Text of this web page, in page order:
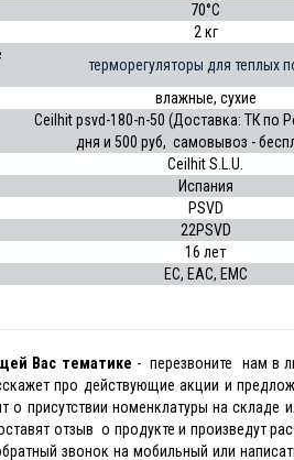
70°C
2 кг
терморегуляторы для теплых
влажные, сухие
Ceilhit psvd-180-n-50 (Доставка: ТК по
дня и 500 руб, самовывоз -
Ceilhit S.L.U.
Испания
PSVD
22PSVD
16 лет
ЕС, EAC, EMC
Вас тематике - перезвоните нам в
про действующие акции и
присутствии номенклатуры на складе
отзыв о продукте и произведут
звонок на мобильный или